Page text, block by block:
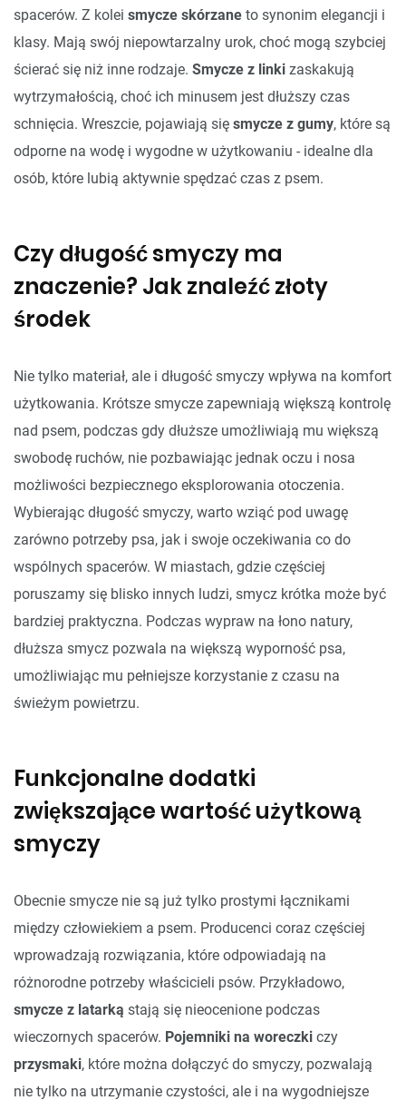
spacerów. Z kolei smycze skórzane to synonim elegancji i
klasy. Mają swój niepowtarzalny urok, choć mogą szybciej
ścierać się niż inne rodzaje. Smycze z linki zaskakują
wytrzymałością, choć ich minusem jest dłuższy czas
schnięcia. Wreszcie, pojawiają się smycze z gumy, które są
odporne na wodę i wygodne w użytkowaniu - idealne dla
osób, które lubią aktywnie spędzać czas z psem.
Czy długość smyczy ma
znaczenie? Jak znaleźć złoty
środek
Nie tylko materiał, ale i długość smyczy wpływa na komfort
użytkowania. Krótsze smycze zapewniają większą kontrolę
nad psem, podczas gdy dłuższe umożliwiają mu większą
swobodę ruchów, nie pozbawiając jednak oczu i nosa
możliwości bezpiecznego eksplorowania otoczenia.
Wybierając długość smyczy, warto wziąć pod uwagę
zarówno potrzeby psa, jak i swoje oczekiwania co do
wspólnych spacerów. W miastach, gdzie częściej
poruszamy się blisko innych ludzi, smycz krótka może być
bardziej praktyczna. Podczas wypraw na łono natury,
dłuższa smycz pozwala na większą wyporność psa,
umożliwiając mu pełniejsze korzystanie z czasu na
świeżym powietrzu.
Funkcjonalne dodatki
zwiększające wartość użytkową
smyczy
Obecnie smycze nie są już tylko prostymi łącznikami
między człowiekiem a psem. Producenci coraz częściej
wprowadzają rozwiązania, które odpowiadają na
różnorodne potrzeby właścicieli psów. Przykładowo,
smycze z latarką stają się nieocenione podczas
wieczornych spacerów. Pojemniki na woreczki czy
przysmaki, które można dołączyć do smyczy, pozwalają
nie tylko na utrzymanie czystości, ale i na wygodniejsze